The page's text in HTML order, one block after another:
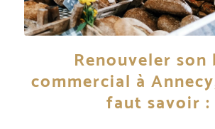
Renouveler son
commercial à
faut savoir :